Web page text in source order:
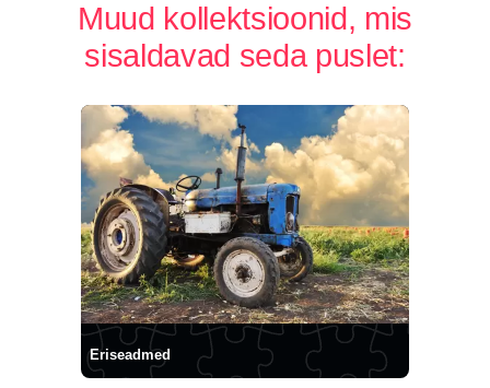
Muud kollektsioonid, mis
sisaldavad seda puslet:
Eriseadmed